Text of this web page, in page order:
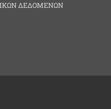
ΔΕΔΟΜΕΝΩΝ